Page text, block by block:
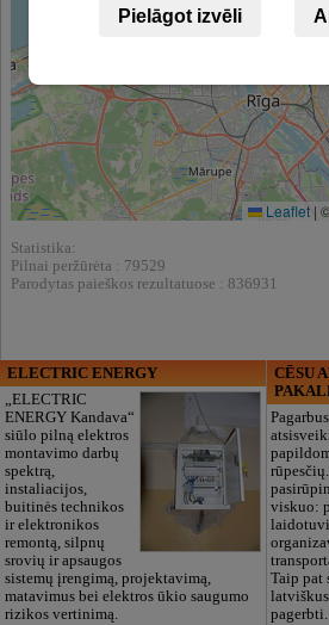
Leaflet |
Statistika:
Pilnai peržūrėta : 79529
Parodytas paieškos rezultatuose : 836931
ELECTRIC ENERGY
„ELECTRIC
ENERGY Kandava“
siūlo pilną elektros
montavimo darbų
spektrą,
instaliacijos,
buitinės technikos
ir elektronikos
remontą, silpnų
srovių ir apsaugos
sistemų įrengimą, projektavimą,
matavimus bei elektros ūkio saugumo
rizikos vertinimą.
CĒSU
Pagarbus
viskuo:
Taip pat
pagerbti.
Pielāgot izvēli